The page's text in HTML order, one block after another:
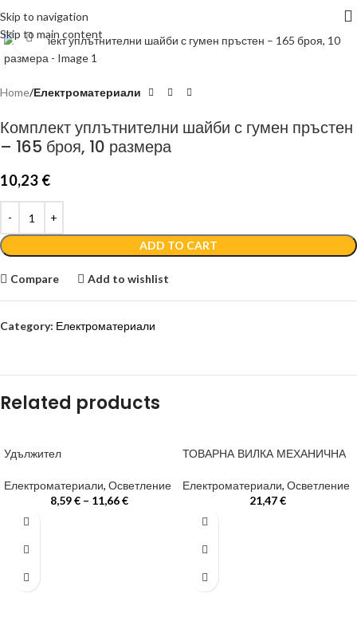
Skip to navigation
Skip to main content
Click to enlarge
Home Електроматериали
Комплект уплътнителни шайби с гумен пръстен
– 165 броя, 10 размера
10,23 €
ADD TO CART
Compare Add to wishlist
Category: Електроматериали
Related products
Удължител
Електроматериали, Осветление
8,59€ – 11,66€
ТОВАРНА ВИЛКА МЕХАНИЧНА
Електроматериали, Осветление
21,47€